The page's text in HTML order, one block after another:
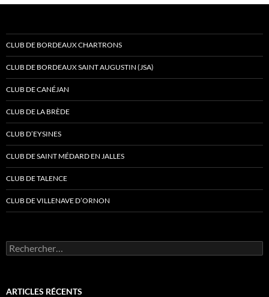
CLUB DE BORDEAUX CHARTRONS
CLUB DE BORDEAUX SAINT AUGUSTIN (JSA)
CLUB DE CANÉJAN
CLUB DE LA BRÈDE
CLUB D’EYSINES
CLUB DE SAINT MÉDARD EN JALLES
CLUB DE TALENCE
CLUB DE VILLENAVE D’ORNON
Rechercher :
ARTICLES RÉCENTS